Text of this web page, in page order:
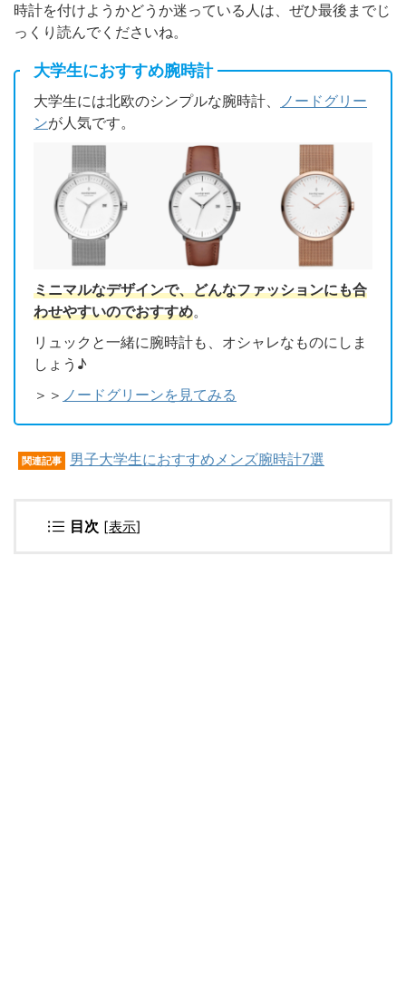
時計を付けようかどうか迷っている人は、ぜひ最後までじ
っくり読んでくださいね。
大学生におすすめ腕時計
大学生には北欧のシンプルな腕時計、
ノードグリー
ンが人気です。
ミニマルなデザインで、どんなファッションにも合
わせやすいのでおすすめ。
リュックと一緒に腕時計も、オシャレなものにしま
しょう♪
＞＞ ノードグリーンを見てみる
関連記事 男子大学生におすすめメンズ腕時計7選
目次 [表示]